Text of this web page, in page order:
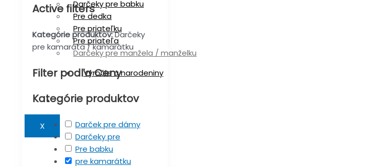
Darčeky pre babku
Pre dedka
Pre priateľku
Pre priateľa
Darčeky pre manžela / manželku
Výročie a narodeniny
Darčeky s maďarským textom
X
Active filters
Kategórie produktov:Darčeky
pre kamaráta / kamarátku
Filter podľa Ceny
Kategórie produktov
Darček pre dámy
Darčeky pre
Pre babku
pre kamarátku